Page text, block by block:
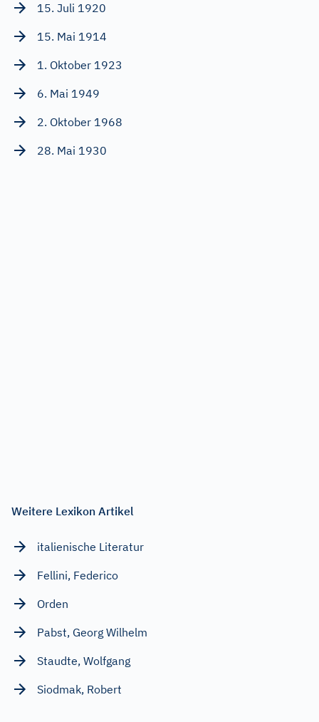
15. Juli 1920
15. Mai 1914
1. Oktober 1923
6. Mai 1949
2. Oktober 1968
28. Mai 1930
Weitere Lexikon Artikel
italienische Literatur
Fellini, Federico
Orden
Pabst, Georg Wilhelm
Staudte, Wolfgang
Siodmak, Robert